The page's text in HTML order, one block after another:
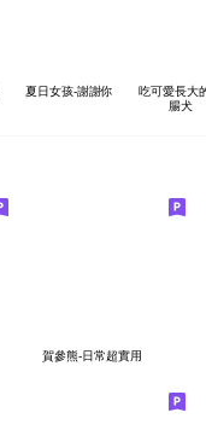
夏日女孩-謝謝你
吃可愛長大
腸犬
賀參熊-日常超實用